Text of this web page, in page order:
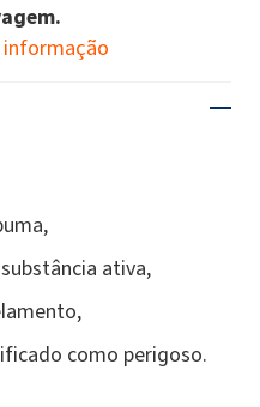
informação
ativa,
como perigoso.